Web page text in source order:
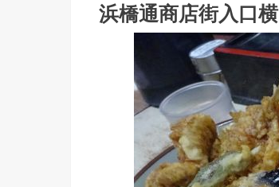
浜橋通商店街入口横